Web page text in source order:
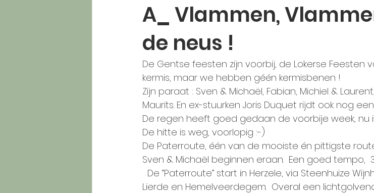
A_ Vlammen,
de neus !
De Gentse feesten zijn voorbij, de Lokerse Feesten
kermis, maar we hebben géén kermisbenen !
Zijn paraat : Sven & Michaël, Fabian, Michiel &
Maurits. En ex-stuurken Joris Duquet rijdt ook nog
De regen heeft goed gedaan de voorbije week,
De hitte is weg, voorlopig :-)
De Paterroute, één van de mooiste én pittigste
Sven & Michaël beginnen eraan.  Een goed tempo,
Lierde en Hemelveerdegem.  Overal een